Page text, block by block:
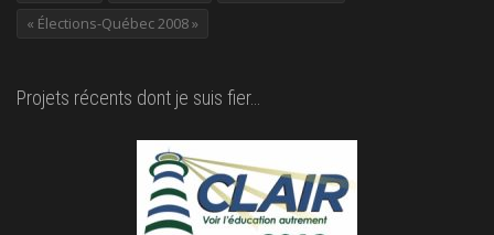
« Élections-Québec 2008 »
Projets récents dont je suis fier…